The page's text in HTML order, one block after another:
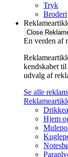
Tryk
Broderi
Close
En verden af
kendskabet
udvalg af
Se alle
Hjem